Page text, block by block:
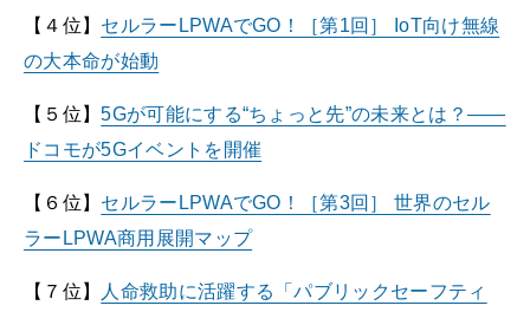
【４位】 セルラーLPWAでGO！［第1回］ IoT向け無線
の大本命が始動
【５位】5Gが可能にする“ちょっと先”の未来とは？――
ドコモが5Gイベントを開催
【６位】 セルラーLPWAでGO！［第3回］ 世界のセル
ラーLPWA商用展開マップ
【７位】
人命救助に活躍する「パブリックセーフティ